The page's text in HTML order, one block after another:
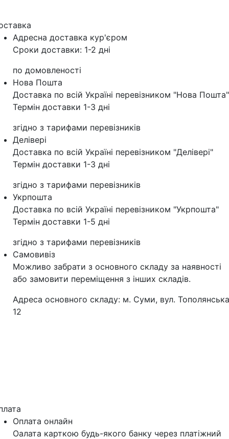
Адресна доставка кур'‎єром
Сроки доставки: 1-2 дні
по домовленості
Нова Пошта
Доставка по всій Україні перевізником "Нова Пошта"
Термін доставки 1-3 дні
згідно з тарифами перевізників
Делівері
Доставка по всій Україні перевізником "Делівері"
Термін доставки 1-3 дні
згідно з тарифами перевізників
Укрпошта
Доставка по всій Україні перевізником "Укрпошта"
Термін доставки 1-5 дні
згідно з тарифами перевізників
Самовивіз
Можливо забрати з основного складу за наявності
або замовити переміщення з інших складів.
Адреса основного складу: м. Суми, вул.
12
Оплата онлайн
Оалата карткою будь-якого банку через платіжний